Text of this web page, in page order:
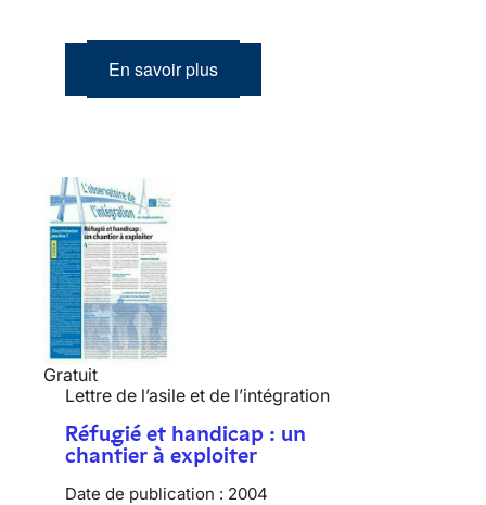
En savoir plus
Gratuit
Lettre de l’asile et de l’intégration
Réfugié et handicap : un
chantier à exploiter
Date de publication : 2004